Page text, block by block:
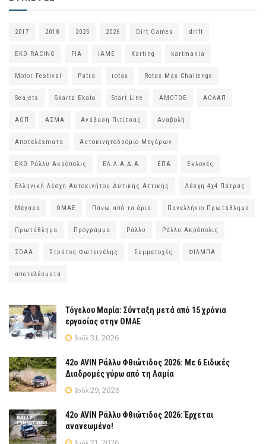
2017 2018 2025 2026 Dirt Games drift
EKO RACING FIA IAME Karting kartmania
Motor Festival Patra rotax Rotax Max Challenge
Seajets Skarta Ekato Start Line ΑΜΟΤΟΕ ΑΟΛΑΠ
ΑΟΠ ΑΣΜΑ Ανάβαση Πιτίτσας Αναβολή
Αποτελέsmατα Αυτοκινητοδρόμιο Μεγάρων
ΕΚΟ Ράλλυ Ακρόπολις ΕΛ.Λ.Α.Δ.Α. ΕΠΑ Εκλογές
Ελληνική Λέσχη Αυτοκινήτου Δυτικής Αττικής Λέσχη 4χ4 Πάτρας
Μέγαρα ΟΜΑΕ Πάνω από τα όρια Πανελλήνιο Πρωτάθλημα
Πρωτάθλημα Πρόγραμμα Ράλλυ Ράλλυ Ακρόπολις
ΣΟΑΑ Στράτος Φωτεινέλης Συμμετοχές ΦΙΛΜΠΑ
αποτελέσματα
Τόγελου Μαρία: Σύνταξη μετά από 15 χρόνια
εργασίας στην ΟΜΑΕ
Ιούλ 31, 2026
42ο AVIN Ράλλυ Φθιώτιδος 2026: Με 6 Ειδικές
Διαδρομές γύρω από τη Λαμία
Ιούλ 29, 2026
42ο AVIN Ράλλυ Φθιώτιδος 2026: Έρχεται
ανανεωμένο!